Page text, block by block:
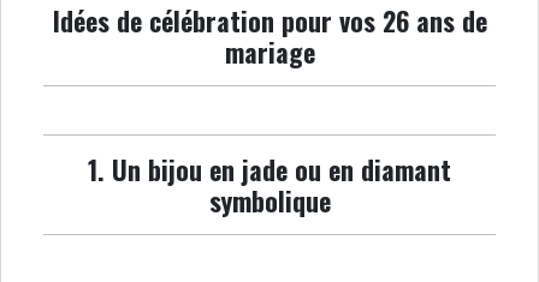
Idées de célébration pour vos 26 ans de
mariage
1. Un bijou en jade ou en diamant
symbolique